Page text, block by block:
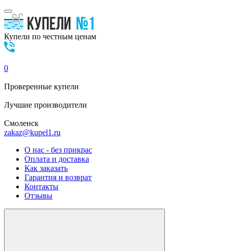
Купели по честным ценам
0
Проверенные купели
Лучшие производители
Смоленск
zakaz@kupel1.ru
О нас - без прикрас
Оплата и доставка
Как заказать
Гарантия и возврат
Контакты
Отзывы